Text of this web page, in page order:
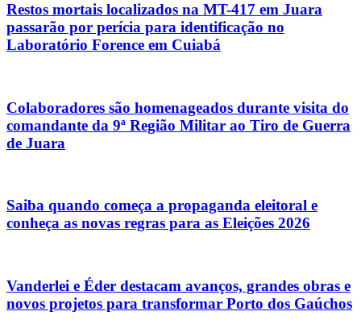
Restos mortais localizados na MT-417 em Juara
passarão por perícia para identificação no
Laboratório Forence em Cuiabá
Colaboradores são homenageados durante visita do
comandante da 9ª Região Militar ao Tiro de Guerra
de Juara
Saiba quando começa a propaganda eleitoral e
conheça as novas regras para as Eleições 2026
Vanderlei e Éder destacam avanços, grandes obras e
novos projetos para transformar Porto dos Gaúchos